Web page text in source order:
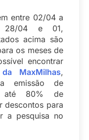
entre 02/04 a
28/04 e 01,
acima são
os meses de
encontrar
MaxMilhas,
emissão de
até 80% de
descontos para
a pesquisa no